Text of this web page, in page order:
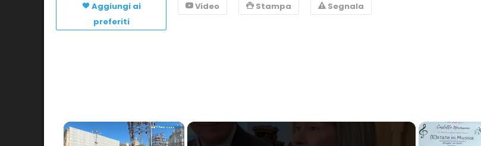
Aggiungi ai
preferiti
Video Stampa Segnala
×